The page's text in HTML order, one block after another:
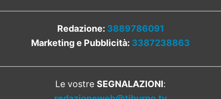
Redazione: 3889786091
Marketing e Pubblicità: 3387238863
Le vostre SEGNALAZIONI: